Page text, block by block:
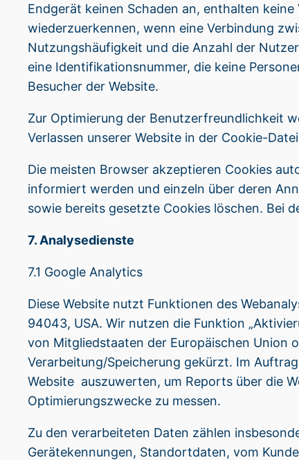
Endgerät keinen Schaden an, enthalten
wiederzuerkennen, wenn eine Verbindung
Nutzungshäufigkeit und die Anzahl der
eine Identifikationsnummer, die keine
Besucher der Website.
Zur Optimierung der Benutzerfreundlichkeit
Verlassen unserer Website in der Cookie-
Die meisten Browser akzeptieren Cookies
informiert werden und einzeln über deren
sowie bereits gesetzte Cookies löschen. Bei
7. Analysedienste
7.1 Google Analytics
Diese Website nutzt Funktionen des
94043, USA. Wir nutzen die Funktion
von Mitgliedstaaten der Europäischen Union
Verarbeitung/Speicherung gekürzt. Im
Website auszuwerten, um Reports über die
Optimierungszwecke zu messen.
Zu den verarbeiteten Daten zählen
Gerätekennungen, Standortdaten, vom